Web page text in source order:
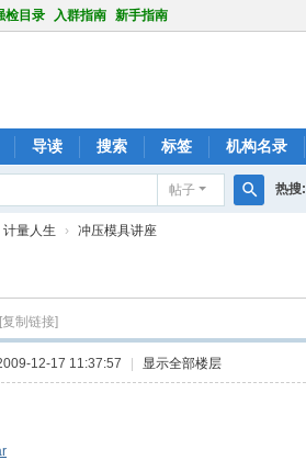
检目录 入群指南 新手指南
导读 搜索 标签 机构名录
帖子 热搜:
计量人生 › 冲压模具讲座
[复制链接]
12-17 11:37:57 显示全部楼层